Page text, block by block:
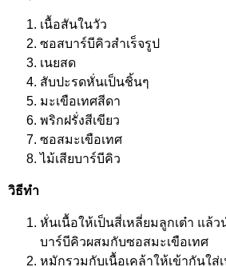
เนื้อสันในวัว
ซอสบาร์บีคิวสำเร็จรูป
เนยสด
สับปะรดหั่นเป็นชิ้นๆ
มะเขือเทศสีดา
พริกฝรั่งสีเขียว
ซอสมะเขือเทศ
ไม้เสียบาร์บีคิว
วิธีทำ
หั่นเนื้อให้เป็นสี่เหลี่ยมลูกเต๋า แล้
บาร์บีคิวผสมกับซอสมะเขือเทศ
หมักรวมกับเนื้อเคล้าให้เข้ากันใส่